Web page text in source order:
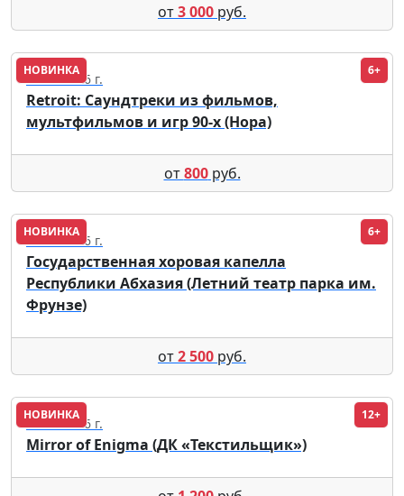
от3 000 руб.
НОВИНКА 6+
18.09.2026 г.
Retroit: Саундтреки из фильмов,
мультфильмов и игр 90-х (Нора)
от800руб.
НОВИНКА 6+
22.08.2026 г.
Государственная хоровая капелла
Республики Абхазия (Летний театр парка им.
Фрунзе)
от2 500 руб.
НОВИНКА 12+
13.11.2026 г.
Mirror of Enigma (ДК «Текстильщик»)